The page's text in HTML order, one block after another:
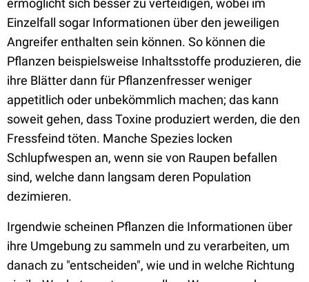
ermöglicht sich besser zu verteidigen, wobei im
Einzelfall sogar Informationen über den jeweiligen
Angreifer enthalten sein können. So können die
Pflanzen beispielsweise Inhaltsstoffe produzieren, die
ihre Blätter dann für Pflanzenfresser weniger
appetitlich oder unbekömmlich machen; das kann
soweit gehen, dass Toxine produziert werden, die den
Fressfeind töten. Manche Spezies locken
Schlupfwespen an, wenn sie von Raupen befallen
sind, welche dann langsam deren Population
dezimieren.
Irgendwie scheinen Pflanzen die Informationen über
ihre Umgebung zu sammeln und zu verarbeiten, um
danach zu "entscheiden", wie und in welche Richtung